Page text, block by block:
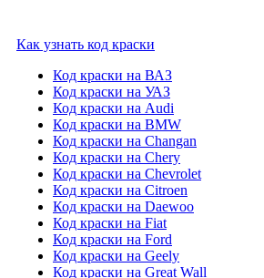
Как узнать код краски
Код краски на ВАЗ
Код краски на УАЗ
Код краски на Audi
Код краски на BMW
Код краски на Changan
Код краски на Chery
Код краски на Chevrolet
Код краски на Citroen
Код краски на Daewoo
Код краски на Fiat
Код краски на Ford
Код краски на Geely
Код краски на Great Wall